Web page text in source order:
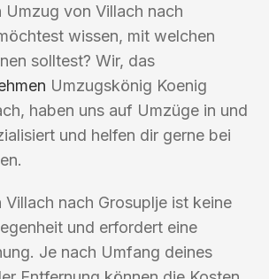
Umzug von Villach nach
wissen, mit welchen
solltest? Wir, das
Umzugskönig Koenig
haben uns auf Umzüge in und
und helfen dir gerne bei
Villach nach Grosuplje ist keine
und erfordert eine
Je nach Umfang deines